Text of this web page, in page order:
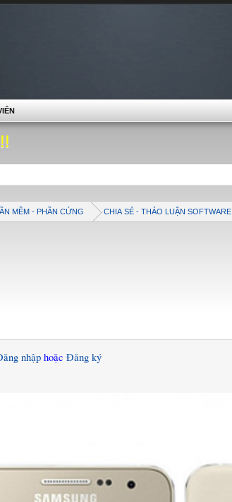
MỀM - PHẦN CỨNG CHIA SẺ - THẢO LUẬN SOFTWARE
nhập hoặc Đăng ký